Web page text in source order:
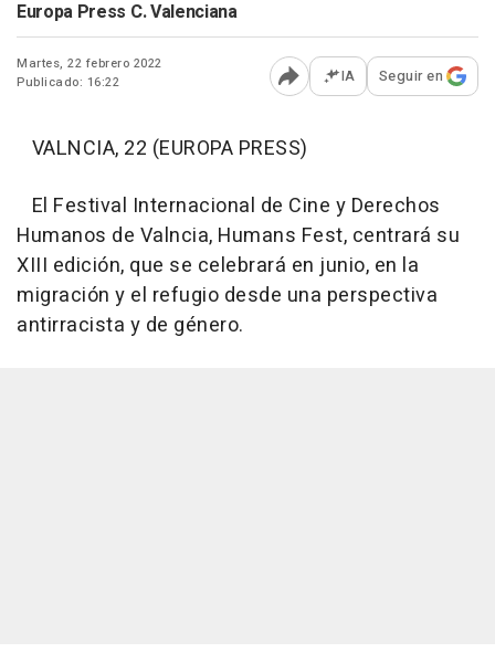
Europa Press C. Valenciana
Martes, 22 febrero 2022
Publicado: 16:22
Abrir opciones para
IA Seguir en
VALNCIA, 22 (EUROPA PRESS)
El Festival Internacional de Cine y Derechos
Humanos de Valncia, Humans Fest, centrará su
XIII edición, que se celebrará en junio, en la
migración y el refugio desde una perspectiva
antirracista y de género.